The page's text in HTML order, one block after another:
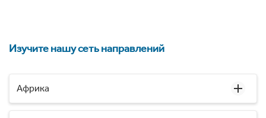
Изучите нашу сеть направлений
Африка